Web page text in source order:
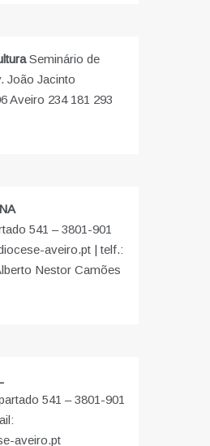
Seminário de
João Jacinto
Aveiro 234 181 293
541 – 3801-901
aveiro.pt | telf.:
Nestor Camões
541 – 3801-901
aveiro.pt